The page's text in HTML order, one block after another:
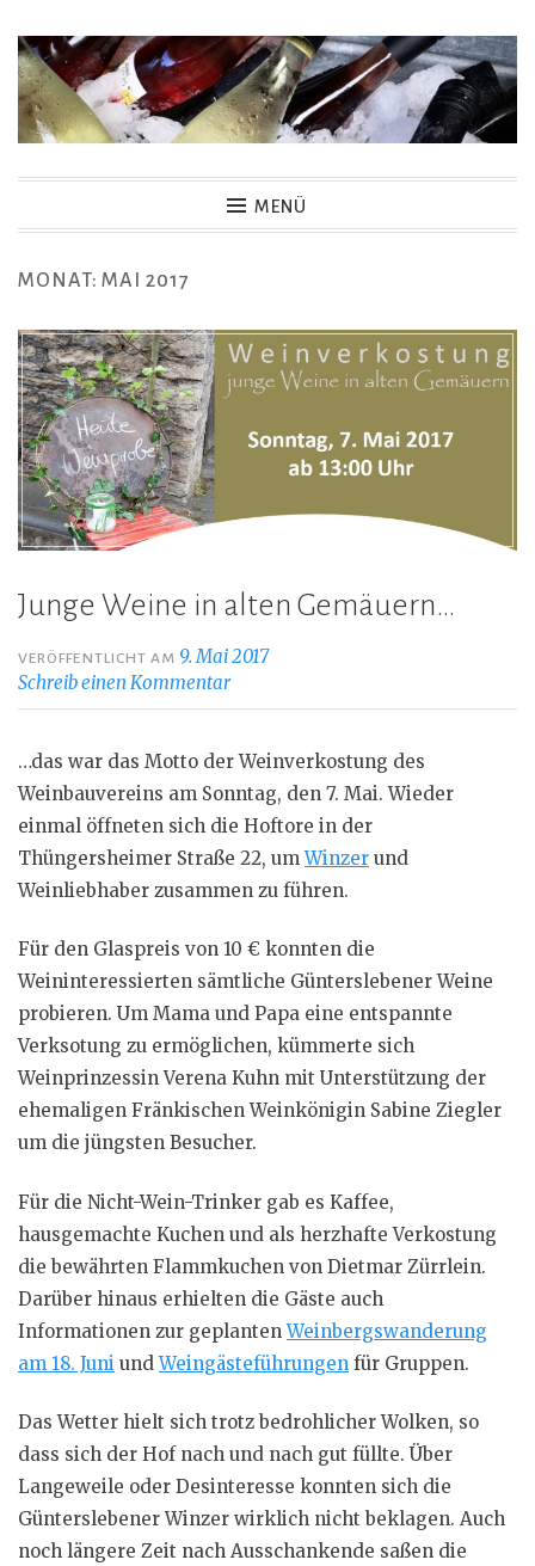
Zum
Inhalt
springen
MENÜ
MONAT:MAI 2017
Junge Weine in alten Gemäuern…
VERÖFFENTLICHT AM 9. Mai 2017
Schreib einen Kommentar
…das war das Motto der Weinverkostung des
Weinbauvereins am Sonntag, den 7. Mai. Wieder
einmal öffneten sich die Hoftore in der
Thüngersheimer Straße 22, umWinzer und
Weinliebhaber zusammen zu führen.
Für den Glaspreis von 10 € konnten die
Weininteressierten sämtliche Günterslebener Weine
probieren. Um Mama und Papa eine entspannte
Verksotung zu ermöglichen, kümmerte sich
Weinprinzessin Verena Kuhn mit Unterstützung der
ehemaligen Fränkischen Weinkönigin Sabine Ziegler
um die jüngsten Besucher.
Für die Nicht-Wein-Trinker gab es Kaffee,
hausgemachte Kuchen und als herzhafte Verkostung
die bewährten Flammkuchen von Dietmar Zürrlein.
Darüber hinaus erhielten die Gäste auch
Informationen zur geplantenWeinbergswanderung
am 18. Juni undWeingästeführungen für Gruppen.
Das Wetter hielt sich trotz bedrohlicher Wolken, so
dass sich der Hof nach und nach gut füllte. Über
Langeweile oder Desinteresse konnten sich die
Günterslebener Winzer wirklich nicht beklagen. Auch
noch längere Zeit nach Ausschankende saßen die